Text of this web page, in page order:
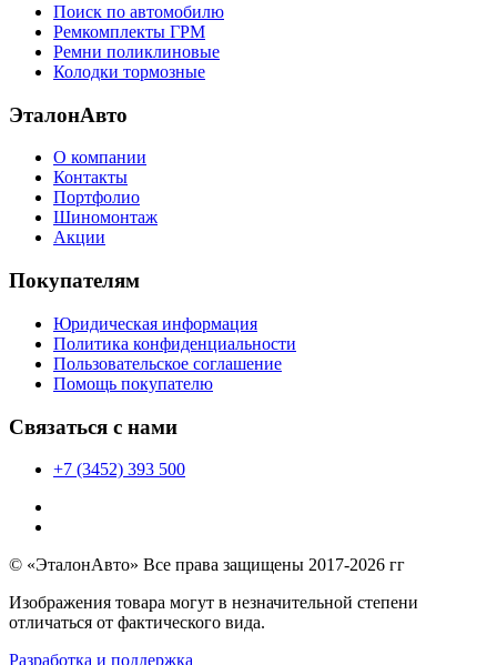
Поиск по автомобилю
Ремкомплекты ГРМ
Ремни поликлиновые
Колодки тормозные
ЭталонАвто
О компании
Контакты
Портфолио
Шиномонтаж
Акции
Покупателям
Юридическая информация
Политика конфиденциальности
Пользовательское соглашение
Помощь покупателю
Связаться с нами
+7 (3452) 393 500
© «ЭталонАвто» Все права защищены 2017-2026 гг
Изображения товара могут в незначительной степени
отличаться от фактического вида.
Разработка и поддержка